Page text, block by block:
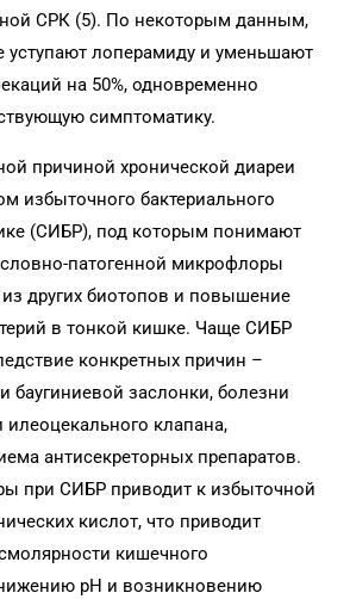
СРК (5). По некоторым данным,
уступают лоперамиду и уменьшают
на 50%, одновременно
симптоматику.
причиной хронической диареи
избыточного бактериального
(СИБР), под которым понимают
патогенной микрофлоры
других биотопов и повышение
в тонкой кишке. Чаще СИБР
конкретных причин –
баугиниевой заслонки, болезни
илеоцекального клапана,
антисекреторных препаратов.
при СИБР приводит к избыточной
кислот, что приводит
кишечного
рН и возникновению